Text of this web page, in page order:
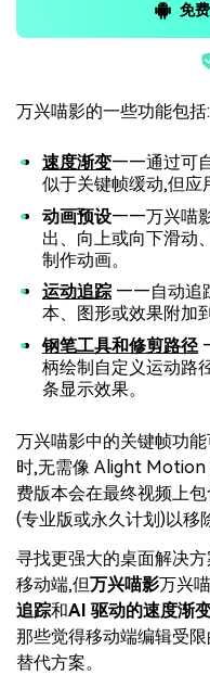
免
万兴喵影的一些功能包括:
速度渐变——通过可
似于关键帧缓动,但应
动画预设——万兴喵
出、向上或向下滑动
制作动画。
运动追踪 ——自动追
本、图形或效果附加
钢笔工具和修剪路径
柄绘制自定义运动路
条显示效果。
万兴喵影中的关键帧功
时,无需像 Alight Motion
费版本会在最终视频上
(专业版或永久计划)以移
寻找更强大的桌面解决
移动端,但万兴喵影万兴
追踪和AI 驱动的速度渐
那些觉得移动端编辑受
替代方案。